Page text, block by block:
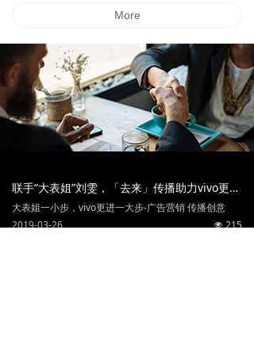
More
联手“大表姐”刘雯，「去来」传播助力vivo更进一步
大表姐一小步，vivo更进一大步-广告营销 传播创意
넶 215
2019-03-26